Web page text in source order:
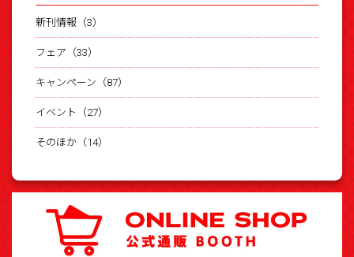
新刊情報（3）
フェア（33）
キャンペーン（87）
イベント（27）
そのほか（14）